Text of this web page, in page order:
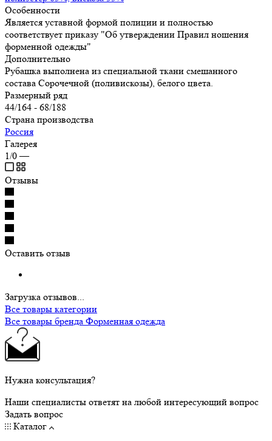
Особенности
Является уставной формой полиции и полностью
соответствует приказу "Об утверждении Правил ношения
форменной одежды"
Дополнительно
Рубашка выполнена из специальной ткани смешанного
состава Сорочечной (поливискозы), белого цвета.
Размерный ряд
44/164 - 68/188
Страна производства
Россия
Галерея
1/0 —
Отзывы
Оставить отзыв
Загрузка отзывов...
Все товары категории
Все товары бренда Форменная одежда
Нужна консультация?
Наши специалисты ответят на любой интересующий вопрос
Задать вопрос
Каталог